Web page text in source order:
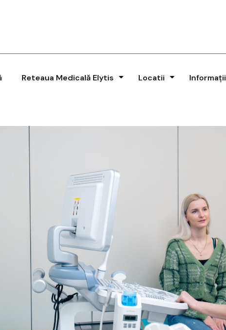
Reteaua Medicală Elytis Locatii Informații